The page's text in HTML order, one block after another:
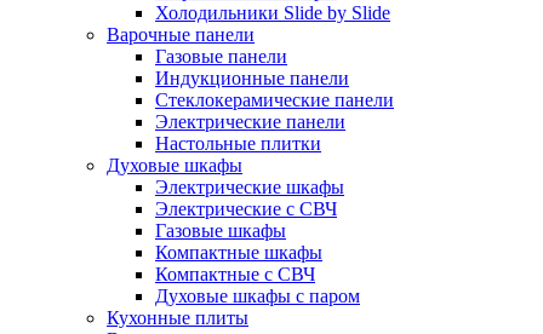
Холодильники Slide by Slide
Варочные панели
Газовые панели
Индукционные панели
Стеклокерамические панели
Электрические панели
Настольные плитки
Духовые шкафы
Электрические шкафы
Электрические с СВЧ
Газовые шкафы
Компактные шкафы
Компактные с СВЧ
Духовые шкафы с паром
Кухонные плиты